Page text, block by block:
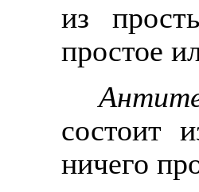
из
простое
состоит
ничего